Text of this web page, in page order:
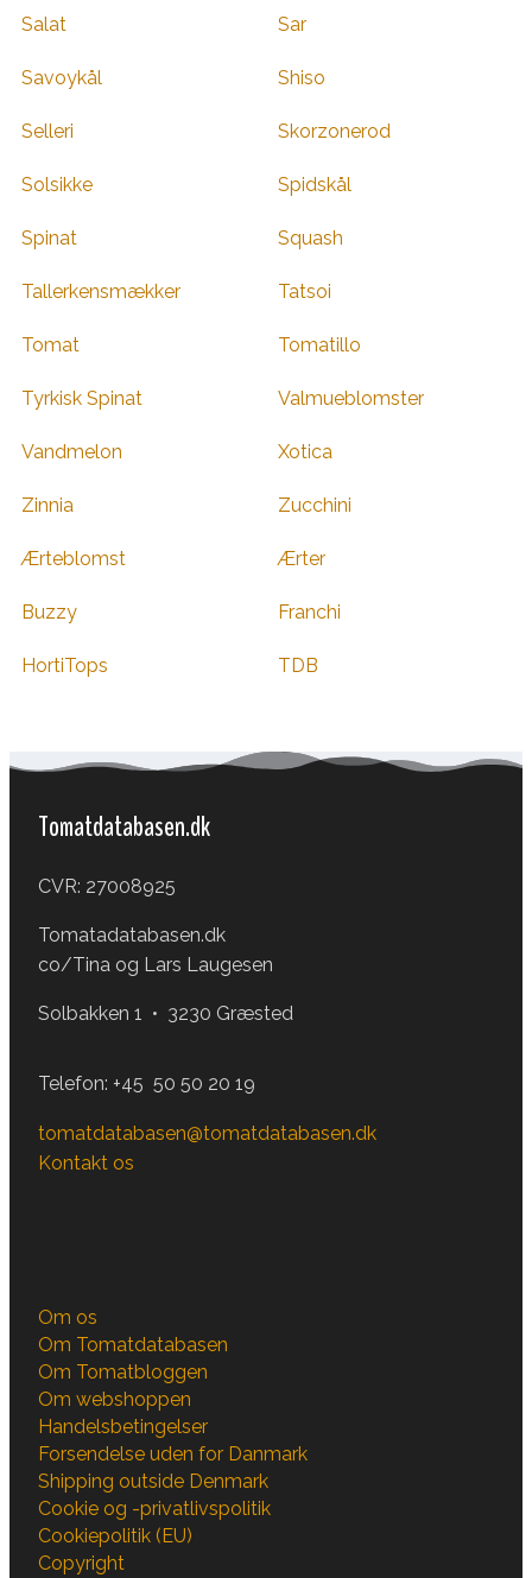
Salat Sar
Savoykål Shiso
Selleri Skorzonerod
Solsikke Spidskål
Spinat Squash
Tallerkensmækker Tatsoi
Tomat Tomatillo
Tyrkisk Spinat Valmueblomster
Vandmelon Xotica
Zinnia Zucchini
Ærteblomst Ærter
Buzzy Franchi
HortiTops TDB
Tomatdatabasen.dk
CVR: 27008925
Tomatadatabasen.dk
co/Tina og Lars Laugesen
Solbakken 1 • 3230 Græsted
Telefon: +45 50 50 20 19
tomatdatabasen@tomatdatabasen.dk
Kontakt os
Om os
Om Tomatdatabasen
Om Tomatbloggen
Om webshoppen
Handelsbetingelser
Forsendelse uden for Danmark
Shipping outside Denmark
Cookie og -privatlivspolitik
Cookiepolitik (EU)
Copyright